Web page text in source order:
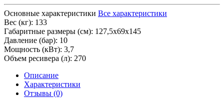
Основные характеристики Все характеристики
Вес (кг): 133
Габаритные размеры (см): 127,5х69х145
Давление (бар): 10
Мощность (кВт): 3,7
Объем ресивера (л): 270
Описание
Характеристики
Отзывы (0)